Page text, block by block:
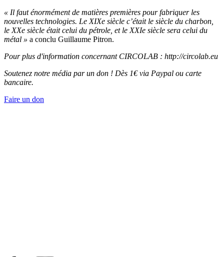
« Il faut énormément de matières premières pour fabriquer les
nouvelles technologies. Le XIXe siècle c’était le siècle du charbon,
le XXe siècle était celui du pétrole, et le XXIe siècle sera celui du
métal » a conclu Guillaume Pitron.
Pour plus d'information concernant CIRCOLAB : http://circolab.eu
Soutenez notre média par un don ! Dès 1€ via Paypal ou carte
bancaire.
Faire un don